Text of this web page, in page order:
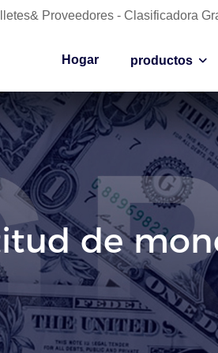
Proveedores - Clasificadora
Hogar productos
de